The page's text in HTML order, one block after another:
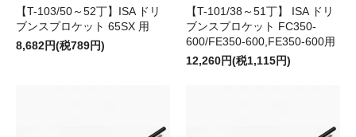
【T-103/50～52丁】ISA ドリ
ブンスプロケット 65SX 用
8,682円(税789円)
【T-101/38～51丁】 ISA ドリ
ブンスプロケット FC350-
600/FE350-600,FE350-600用
12,260円(税1,115円)